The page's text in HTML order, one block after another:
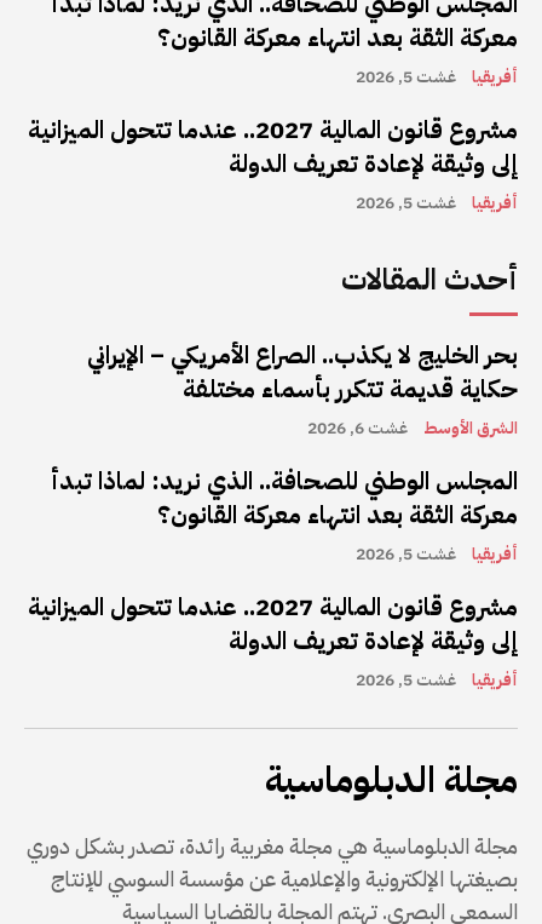
معركة الثقة بعد انتهاء معركة القانون؟
أفريقيا غشت 5, 2026
مشروع قانون المالية 2027.. عندما تتحول الميزانية
إلى وثيقة لإعادة تعريف الدولة
أفريقيا غشت 5, 2026
أحدث المقالات
بحر الخليج لا يكذب.. الصراع الأمريكي – الإيراني
حكاية قديمة تتكرر بأسماء مختلفة
الشرق الأوسط غشت 6, 2026
المجلس الوطني للصحافة.. الذي نريد: لماذا تبدأ
معركة الثقة بعد انتهاء معركة القانون؟
أفريقيا غشت 5, 2026
مشروع قانون المالية 2027.. عندما تتحول الميزانية
إلى وثيقة لإعادة تعريف الدولة
أفريقيا غشت 5, 2026
مجلة الدبلوماسية
مجلة الدبلوماسية هي مجلة مغربية رائدة، تصدر بشكل دوري
بصيغتها الإلكترونية والإعلامية عن مؤسسة السوسي للإنتاج
السمعي البصري. تهتم المجلة بالقضايا السياسية